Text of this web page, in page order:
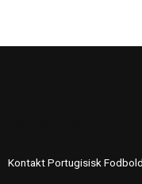
Kontakt Portugisisk